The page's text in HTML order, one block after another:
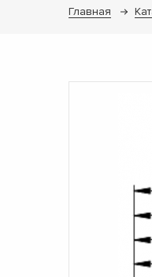
Главная